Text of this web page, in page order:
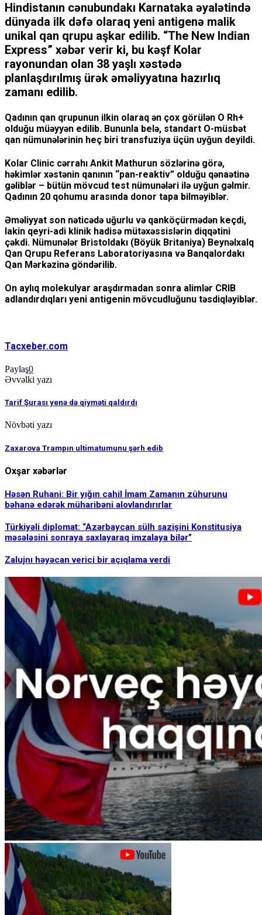
Hindistanın cənubundakı Karnataka əyalətində
dünyada ilk dəfə olaraq yeni antigenə malik
unikal qan qrupu aşkar edilib. “The New Indian
Express” xəbər verir ki, bu kəşf Kolar
rayonundan olan 38 yaşlı xəstədə
planlaşdırılmış ürək əməliyyatına hazırlıq
zamanı edilib.
Qadının qan qrupunun ilkin olaraq ən çox görülən O Rh+
olduğu müəyyən edilib. Bununla belə, standart O-müsbət
qan nümunələrinin heç biri transfuziya üçün uyğun deyildi.
Kolar Clinic cərrahı Ankit Mathurun sözlərinə görə,
həkimlər xəstənin qanının “pan-reaktiv” olduğu qənaətinə
gəliblər – bütün mövcud test nümunələri ilə uyğun gəlmir.
Qadının 20 qohumu arasında donor tapa bilməyiblər.
Əməliyyat son nəticədə uğurlu və qanköçürmədən keçdi,
lakin qeyri-adi klinik hadisə mütəxəssislərin diqqətini
çəkdi. Nümunələr Bristoldakı (Böyük Britaniya) Beynəlxalq
Qan Qrupu Referans Laboratoriyasına və Banqalordakı
Qan Mərkəzinə göndərilib.
On aylıq molekulyar araşdırmadan sonra alimlər CRIB
adlandırdıqları yeni antigenin mövcudluğunu təsdiqləyiblər.
Tacxeber.com
Paylaş0
Əvvəlki yazı
Tarif Şurası yenə də qiyməti qaldırdı
Növbəti yazı
Zaxarova Trampın ultimatumunu şərh edib
Oxşar xəbərlər
Həsən Ruhani: Bir yığın cahil İmam Zamanın zühurunu
bəhanə edərək müharibəni alovlandırırlar
Türkiyəli diplomat: “Azərbaycan sülh sazişini Konstitusiya
məsələsini sonraya saxlayaraq imzalaya bilər”
Zalujnı həyəcan verici bir açıqlama verdi